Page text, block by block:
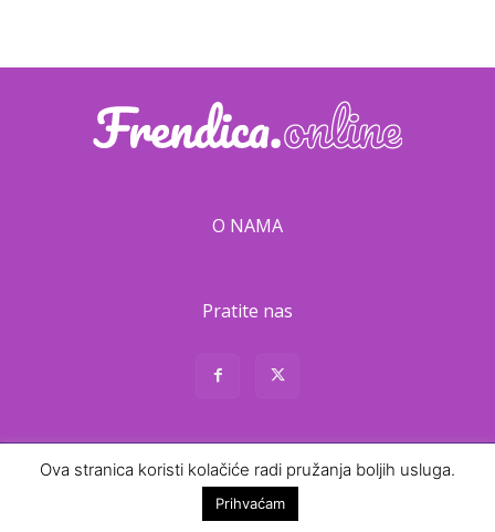
O NAMA
Pratite nas
About Contact
© Frendica · 2026
Ova stranica koristi kolačiće radi pružanja boljih usluga.
Prihvaćam